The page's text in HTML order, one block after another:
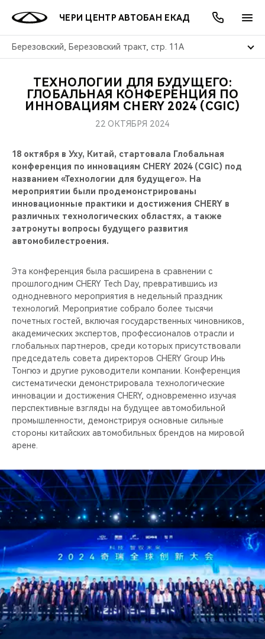
ЧЕРИ ЦЕНТР АВТОБАН ЕКАД
Березовский, Березовский тракт, стр. 11А
МОДЕЛИ
КРОССОВЕРЫ
СЕДАНЫ
НОВИНКИ
ПОКУПАТЕЛЯМ
ВЛАДЕЛЬЦАМ
ПОДДЕРЖКА
CHERY CONNECT
МИР CHERY
CHERY В СОЦСЕТЯХ
ЛЮДИ CHERY
БЛАГОТВОРИТЕЛЬНОСТЬ
CHERY REMOTE
CHERY И СПОРТ
НАШИ МЕРОПРИЯТИЯ
ВИДЕООБЗОРЫ
CHERY ДЛЯ ДЕТЕЙ
АКЦИИ
ОНЛАЙН СЕРВИСЫ
О КОМПАНИИ
ТЕХНОЛОГИИ ДЛЯ БУДУЩЕГО:
ГЛОБАЛЬНАЯ КОНФЕРЕНЦИЯ ПО
ИННОВАЦИЯМ CHERY 2024 (CGIC)
22 ОКТЯБРЯ 2024
18 октября в Уху, Китай, стартовала Глобальная
конференция по инновациям CHERY 2024 (CGIC) под
названием «Технологии для будущего». На
мероприятии были продемонстрированы
инновационные практики и достижения CHERY в
различных технологических областях, а также
затронуты вопросы будущего развития
автомобилестроения.
Эта конференция была расширена в сравнении с
прошлогодним CHERY Tech Day, превратившись из
однодневного мероприятия в недельный праздник
технологий. Мероприятие собрало более тысячи
почетных гостей, включая государственных чиновников,
академических экспертов, профессионалов отрасли и
глобальных партнеров, среди которых присутствовали
председатель совета директоров CHERY Group Инь
Тонгюэ и другие руководители компании. Конференция
систематически демонстрировала технологические
инновации и достижения CHERY, одновременно изучая
перспективные взгляды на будущее автомобильной
промышленности, демонстрируя основные сильные
стороны китайских автомобильных брендов на мировой
арене.